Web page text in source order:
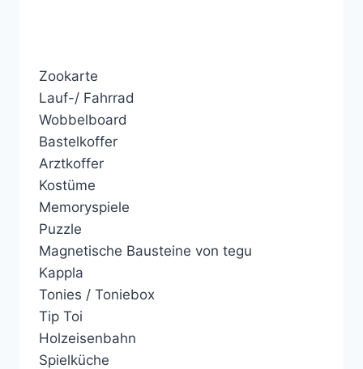
Zookarte
Lauf-/ Fahrrad
Wobbelboard
Bastelkoffer
Arztkoffer
Kostüme
Memoryspiele
Puzzle
Magnetische Bausteine von tegu
Kappla
Tonies / Toniebox
Tip Toi
Holzeisenbahn
Spielküche